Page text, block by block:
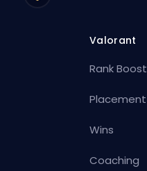
Valorant
Rank Boost
Placement
Wins
Coaching